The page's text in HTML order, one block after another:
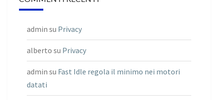
admin su Privacy
alberto su Privacy
admin su Fast Idle regola il minimo nei motori
datati